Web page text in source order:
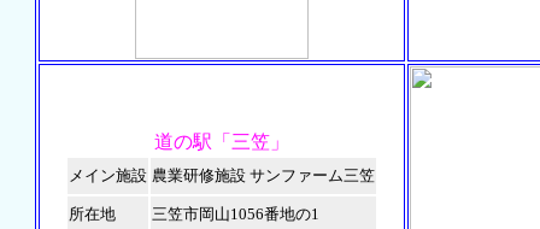
道の駅「三笠」
メイン施設 農業研修施設 サンファーム三笠
所在地 三笠市岡山1056番地の1